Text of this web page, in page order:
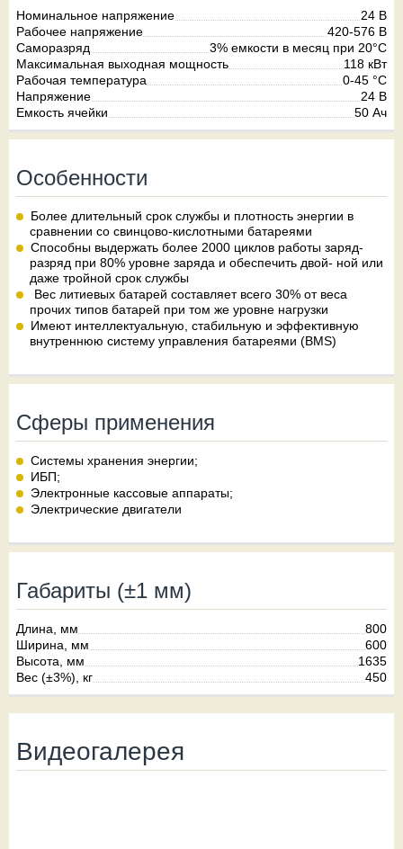
Номинальное напряжение
24 В
Рабочее напряжение
420-576 В
Саморазряд
3% емкости в месяц при 20°C
Максимальная выходная мощность
118 кВт
Рабочая температура
0-45 °C
Напряжение
24 В
Емкость ячейки
50 Ач
Особенности
Более длительный срок службы и плотность энергии в
сравнении со свинцово-кислотными батареями
Способны выдержать более 2000 циклов работы заряд-
разряд при 80% уровне заряда и обеспечить двой- ной или
даже тройной срок службы
Вес литиевых батарей составляет всего 30% от веса
прочих типов батарей при том же уровне нагрузки
Имеют интеллектуальную, стабильную и эффективную
внутреннюю систему управления батареями (BMS)
Сферы применения
Системы хранения энергии;
ИБП;
Электронные кассовые аппараты;
Электрические двигатели
Габариты (±1 мм)
Длина, мм
800
Ширина, мм
600
Высота, мм
1635
Вес (±3%), кг
450
Видеогалерея